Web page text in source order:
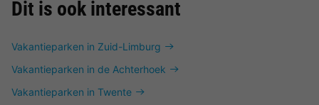
Dit is ook interessant
Vakantieparken in Zuid-Limburg
Vakantieparken in de Achterhoek
Vakantieparken in Twente